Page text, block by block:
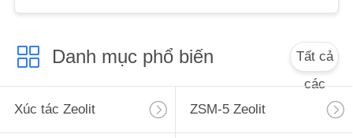
Danh mục phổ biến
Tất cả
các
Xúc tác Zeolit
ZSM-5 Zeolit